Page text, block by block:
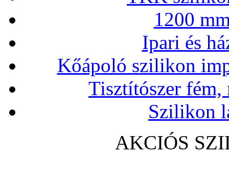
1200
Ipari és
Kőápoló szilikon
Tisztítószer
Szilikon
AKCIÓS